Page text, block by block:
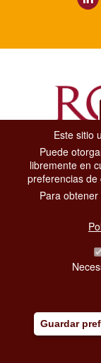
Via di San
00187 Roma
Este sitio
Puede
libremente en
preferencias de
Para
Guardar